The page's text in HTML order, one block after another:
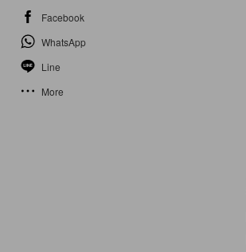
Facebook
WhatsApp
Line
More